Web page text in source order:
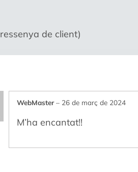
ressenya de client)
WebMaster– 26 de març de 2024
M’ha encantat!!